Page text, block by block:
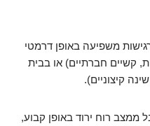
משפיעה באופן דרמטי
קשיים חברתיים) או בבית
קיצוניים).
ממצב רוח ירוד באופן קבוע,